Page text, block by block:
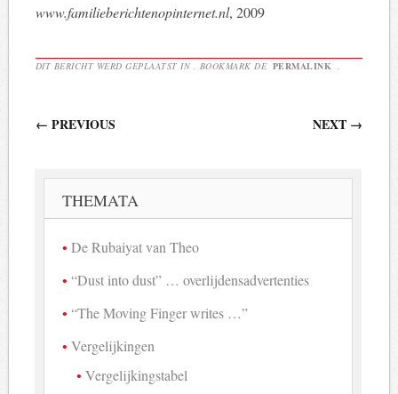
www.familieberichtenopinternet.nl, 2009
DIT BERICHT WERD GEPLAATST IN . BOOKMARK DE PERMALINK
Berichtnavigatie
← PREVIOUS NEXT →
THEMATA
De Rubaiyat van Theo
“Dust into dust” … overlijdensadvertenties
“The Moving Finger writes …”
Vergelijkingen
Vergelijkingstabel